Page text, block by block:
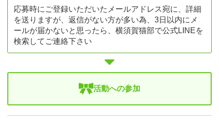
応募時にご登録いただいたメールアドレス宛に、詳細
を送りますが、返信がない方が多い為、3日以内にメ
ールが届かないと思ったら、横須賀猫部で公式LINEを
検索してご連絡下さい
活動への参加